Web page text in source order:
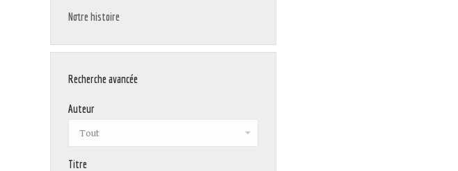
Notre histoire
Recherche avancée
Auteur
Titre